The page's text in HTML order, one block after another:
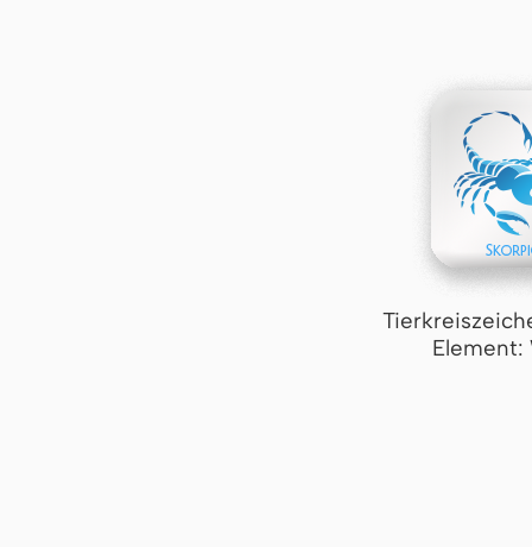
Element: